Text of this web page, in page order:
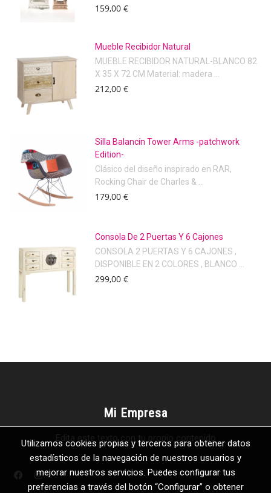
159,00 €
Mueble Recibidor Natural
MUEBLE RECIBIDOR NATURAL-BLANCO 82
X 35 X 72 CM Material: madera ...
212,00 €
Silla Balancín Tower Arms -patchwork
Edition-
Clásico del diseño inspirado en RAR,
Rocking Chair de Charles & ...
179,00 €
Consola De 2 Puertas Y 6 Cajones
CONSOLA 2 PUERTAS Y 6 CAJONES ,
DISPONIBLE EN 2 COLORES , BLANCO ...
299,00 €
Mi Empresa
Edita este texto con tu propio contenido
Utilizamos cookies propias y terceros para obtener datos
estadísticos de la navegación de nuestros usuarios y
mejorar nuestros servicios. Puedes configurar tus
preferencias a través del botón “Configurar” o obtener